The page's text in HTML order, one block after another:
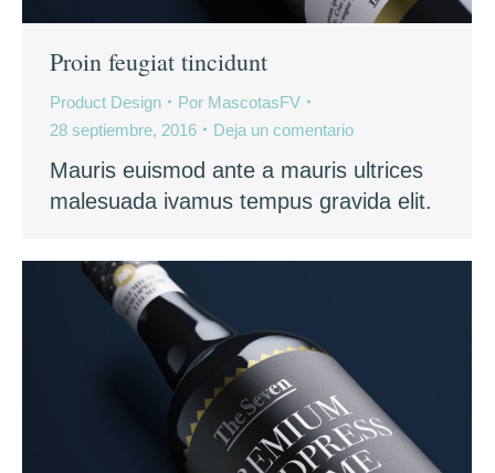
Proin feugiat tincidunt
Product Design Por MascotasFV
28 septiembre, 2016
Deja un comentario
Mauris euismod ante a mauris ultrices
malesuada ivamus tempus gravida elit.